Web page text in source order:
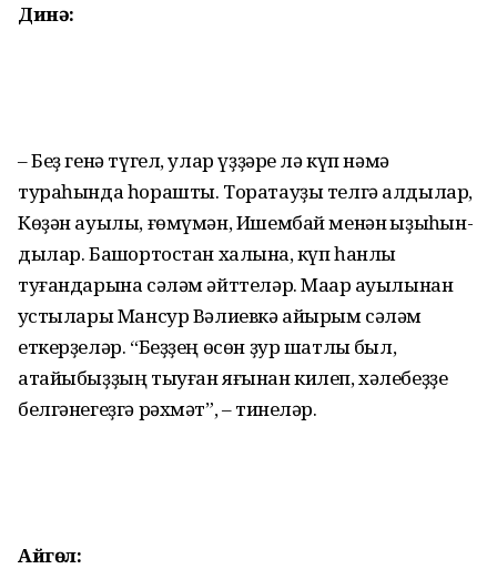
Динә:
– Беҙ генә түгел, улар үҙҙәре лә күп нәмә
тураһында һорашты. Тора­тауҙы телгә алдылар,
Көҙән ауылы, ғөмүмән, Ишембай менән ҡыҙыҡ­һын­
дылар. Башҡортостан халҡына, күп һанлы
туғандарына сәләм әйттеләр. Маҡар ауылынан
ҡустылары Мансур Вәлиевкә айырым сәләм
еткерҙеләр. “Беҙҙең өсөн ҙур шатлыҡ был,
атайыбыҙҙың тыуған яғынан килеп, хәлебеҙҙе
белгәнегеҙгә рәхмәт”, – тинеләр.
Айгөл: